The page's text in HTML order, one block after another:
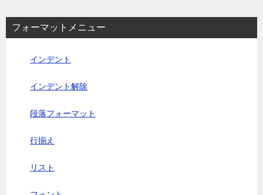
フォーマットメニュー
インデント
インデント解除
段落フォーマット
行揃え
リスト